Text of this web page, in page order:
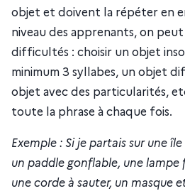
objet et doivent la répéter en
niveau des apprenants, on
difficultés : choisir un objet
minimum 3 syllabes, un objet
objet avec des particularités,
toute la phrase à chaque fois.
Exemple : Si je partais sur une
un paddle gonflable, une lampe
une corde à sauter, un masque